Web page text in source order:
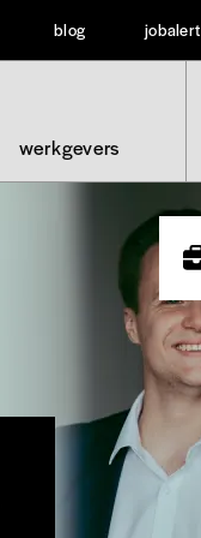
blog jobalert
werkgevers